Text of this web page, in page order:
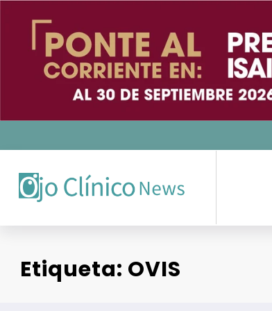
contenido
Etiqueta: OVIS